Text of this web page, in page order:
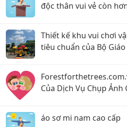
độc thân vui vẻ còn
Thiết kế khu vui chơi
tiêu chuẩn của Bộ
Của Dịch Vụ Chụp
áo sơ mi nam cao cấp